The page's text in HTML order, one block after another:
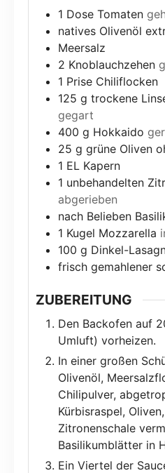
1 Dose Tomaten
natives Olivenöl
Meersalz
2 Knoblauchzehen
1 Prise Chiliflocken
125 g trockene
gegart
400 g Hokkaido
25 g grüne Oliven
1 EL Kapern
1 unbehandelten
abgerieben
nach Belieben
1 Kugel Mozzarella
100 g Dinkel-
frisch gemahlener
ZUBEREITUNG
Den Backofen auf
Umluft) vorheizen.
In einer großen
Olivenöl,
Chilipulver,
Kürbisraspel,
Zitronenschale
Basilikumblätter in
Ein Viertel der